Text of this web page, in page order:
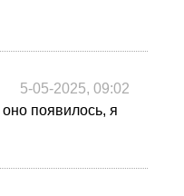
5-05-2025, 09:02
появилось, я